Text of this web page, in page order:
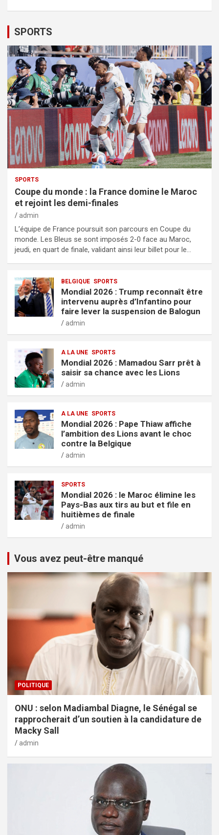
SPORTS
SPORTS
Coupe du monde : la France domine le Maroc
et rejoint les demi-finales
admin
L’équipe de France poursuit son parcours en Coupe du
monde. Les Bleus se sont imposés 2-0 face au Maroc,
jeudi, en quart de finale, validant ainsi leur billet pour le…
BELGIQUE SPORTS
Mondial 2026 : Trump reconnaît être
intervenu auprès d’Infantino pour
faire lever la suspension de Balogun
admin
A LA UNE SPORTS
Mondial 2026 : Mamadou Sarr prêt à
saisir sa chance avec les Lions
admin
A LA UNE SPORTS
Mondial 2026 : Pape Thiaw affiche
l’ambition des Lions avant le choc
contre la Belgique
admin
SPORTS
Mondial 2026 : le Maroc élimine les
Pays-Bas aux tirs au but et file en
huitièmes de finale
admin
Vous avez peut-être manqué
POLITIQUE
ONU : selon Madiambal Diagne, le Sénégal se
rapprocherait d’un soutien à la candidature de
Macky Sall
admin